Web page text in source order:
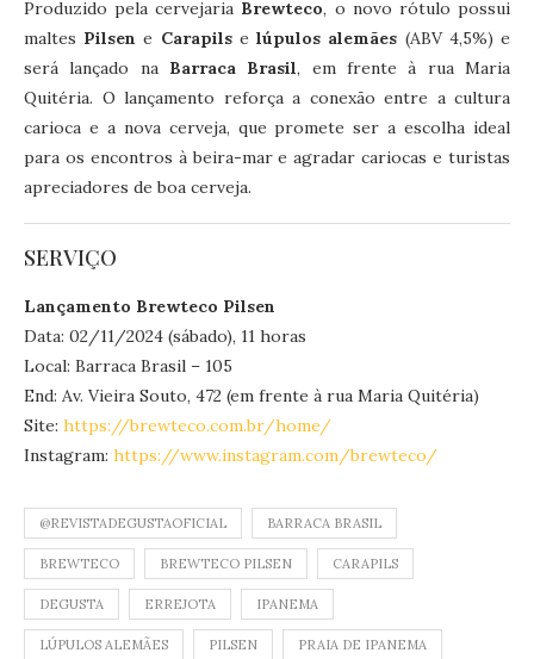
Produzido pela cervejaria Brewteco, o novo rótulo possui
maltes Pilsen e Carapilselúpulos alemães (ABV 4,5%) e
será lançado na Barraca Brasil, em frente à rua Maria
Quitéria. O lançamento reforça a conexão entre a cultura
carioca e a nova cerveja, que promete ser a escolha ideal
para os encontros à beira-mar e agradar cariocas e turistas
apreciadores de boa cerveja.
SERVIÇO
Lançamento Brewteco Pilsen
Data: 02/11/2024 (sábado), 11 horas
Local: Barraca Brasil – 105
End: Av. Vieira Souto, 472 (em frente à rua Maria Quitéria)
Site: https://brewteco.com.br/home/
Instagram: https://www.instagram.com/brewteco/
@REVISTADEGUSTAOFICIAL BARRACA BRASIL
BREWTECO BREWTECO PILSEN CARAPILS
DEGUSTA ERREJOTA IPANEMA
LÚPULOS ALEMÃES PILSEN PRAIA DE IPANEMA